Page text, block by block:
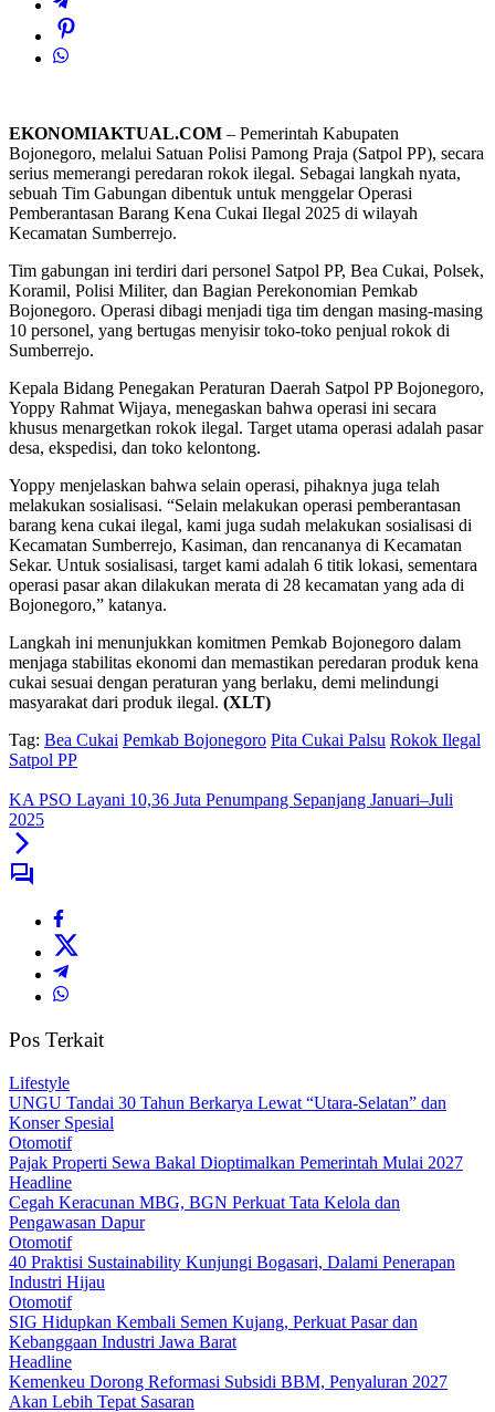
EKONOMIAKTUAL.COM – Pemerintah Kabupaten
Bojonegoro, melalui Satuan Polisi Pamong Praja (Satpol PP), secara
serius memerangi peredaran rokok ilegal. Sebagai langkah nyata,
sebuah Tim Gabungan dibentuk untuk menggelar Operasi
Pemberantasan Barang Kena Cukai Ilegal 2025 di wilayah
Kecamatan Sumberrejo.
Tim gabungan ini terdiri dari personel Satpol PP, Bea Cukai, Polsek,
Koramil, Polisi Militer, dan Bagian Perekonomian Pemkab
Bojonegoro. Operasi dibagi menjadi tiga tim dengan masing-masing
10 personel, yang bertugas menyisir toko-toko penjual rokok di
Sumberrejo.
Kepala Bidang Penegakan Peraturan Daerah Satpol PP Bojonegoro,
Yoppy Rahmat Wijaya, menegaskan bahwa operasi ini secara
khusus menargetkan rokok ilegal. Target utama operasi adalah pasar
desa, ekspedisi, dan toko kelontong.
Yoppy menjelaskan bahwa selain operasi, pihaknya juga telah
melakukan sosialisasi. “Selain melakukan operasi pemberantasan
barang kena cukai ilegal, kami juga sudah melakukan sosialisasi di
Kecamatan Sumberrejo, Kasiman, dan rencananya di Kecamatan
Sekar. Untuk sosialisasi, target kami adalah 6 titik lokasi, sementara
operasi pasar akan dilakukan merata di 28 kecamatan yang ada di
Bojonegoro,” katanya.
Langkah ini menunjukkan komitmen Pemkab Bojonegoro dalam
menjaga stabilitas ekonomi dan memastikan peredaran produk kena
cukai sesuai dengan peraturan yang berlaku, demi melindungi
masyarakat dari produk ilegal. (XLT)
Tag: Bea Cukai Pemkab Bojonegoro Pita Cukai Palsu Rokok Ilegal
Satpol PP
KA PSO Layani 10,36 Juta Penumpang Sepanjang Januari–Juli
2025
Pos Terkait
Lifestyle
UNGU Tandai 30 Tahun Berkarya Lewat “Utara-Selatan” dan
Konser Spesial
Otomotif
Pajak Properti Sewa Bakal Dioptimalkan Pemerintah Mulai 2027
Headline
Cegah Keracunan MBG, BGN Perkuat Tata Kelola dan
Pengawasan Dapur
Otomotif
40 Praktisi Sustainability Kunjungi Bogasari, Dalami Penerapan
Industri Hijau
Otomotif
SIG Hidupkan Kembali Semen Kujang, Perkuat Pasar dan
Kebanggaan Industri Jawa Barat
Headline
Kemenkeu Dorong Reformasi Subsidi BBM, Penyaluran 2027
Akan Lebih Tepat Sasaran